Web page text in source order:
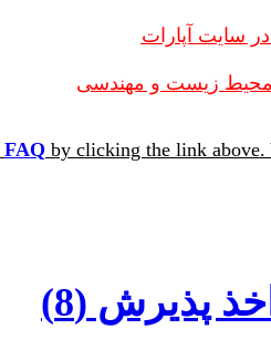
سایت آپارات
محیط زیست و مهندسی
FAQ by clicking the link above.
پذیرش (8)